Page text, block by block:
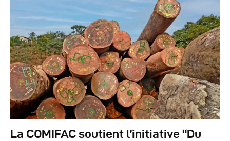
La COMIFAC soutient l’initiative “Du